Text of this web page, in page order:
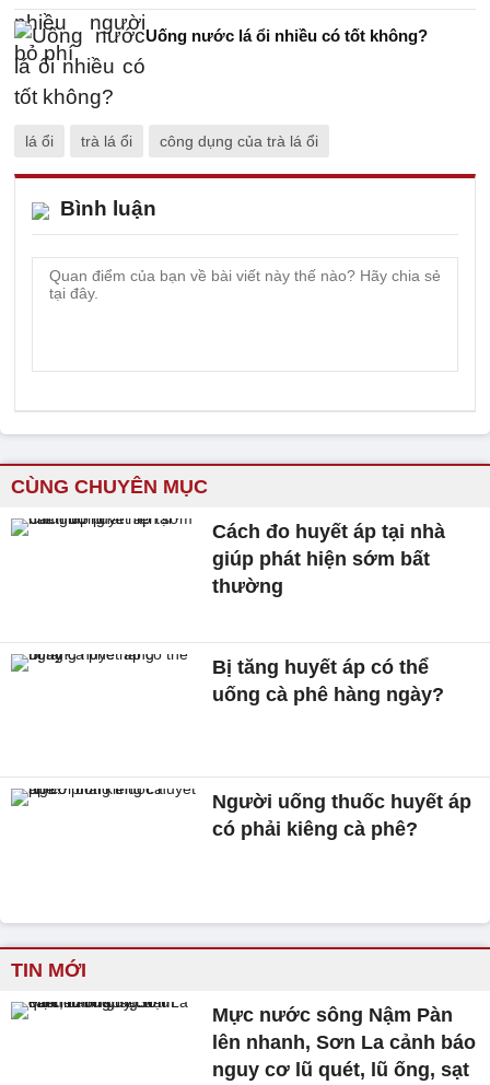
Uống nước lá ổi nhiều có tốt không?
lá ổi trà lá ổi công dụng của trà lá ổi
Bình luận
CÙNG CHUYÊN MỤC
Cách đo huyết áp tại nhà
giúp phát hiện sớm bất
thường
Bị tăng huyết áp có thể
uống cà phê hàng ngày?
Người uống thuốc huyết áp
có phải kiêng cà phê?
TIN MỚI
Mực nước sông Nậm Pàn
lên nhanh, Sơn La cảnh báo
nguy cơ lũ quét, lũ ống, sạt